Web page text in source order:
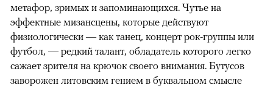
метафор, зримых и запоминающихся. Чутье на
эффектные мизансцены, которые действуют
физиологически — как танец, концерт рок-группы или
футбол, — редкий талант, обладатель которого легко
сажает зрителя на крючок своего внимания. Бутусов
заворожен литовским гением в буквальном смысле